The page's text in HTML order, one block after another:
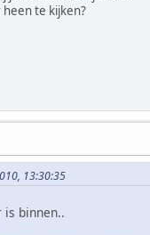
te kijken?
13:30:35
is binnen..